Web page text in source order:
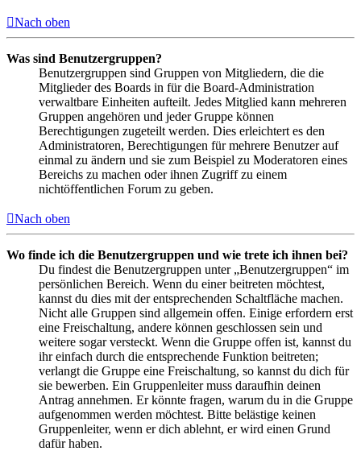
Nach oben
Was sind Benutzergruppen?
Benutzergruppen sind Gruppen von Mitgliedern, die die
Mitglieder des Boards in für die Board-Administration
verwaltbare Einheiten aufteilt. Jedes Mitglied kann mehreren
Gruppen angehören und jeder Gruppe können
Berechtigungen zugeteilt werden. Dies erleichtert es den
Administratoren, Berechtigungen für mehrere Benutzer auf
einmal zu ändern und sie zum Beispiel zu Moderatoren eines
Bereichs zu machen oder ihnen Zugriff zu einem
nichtöffentlichen Forum zu geben.
Nach oben
Wo finde ich die Benutzergruppen und wie trete ich ihnen bei?
Du findest die Benutzergruppen unter „Benutzergruppen“ im
persönlichen Bereich. Wenn du einer beitreten möchtest,
kannst du dies mit der entsprechenden Schaltfläche machen.
Nicht alle Gruppen sind allgemein offen. Einige erfordern erst
eine Freischaltung, andere können geschlossen sein und
weitere sogar versteckt. Wenn die Gruppe offen ist, kannst du
ihr einfach durch die entsprechende Funktion beitreten;
verlangt die Gruppe eine Freischaltung, so kannst du dich für
sie bewerben. Ein Gruppenleiter muss daraufhin deinen
Antrag annehmen. Er könnte fragen, warum du in die Gruppe
aufgenommen werden möchtest. Bitte belästige keinen
Gruppenleiter, wenn er dich ablehnt, er wird einen Grund
dafür haben.